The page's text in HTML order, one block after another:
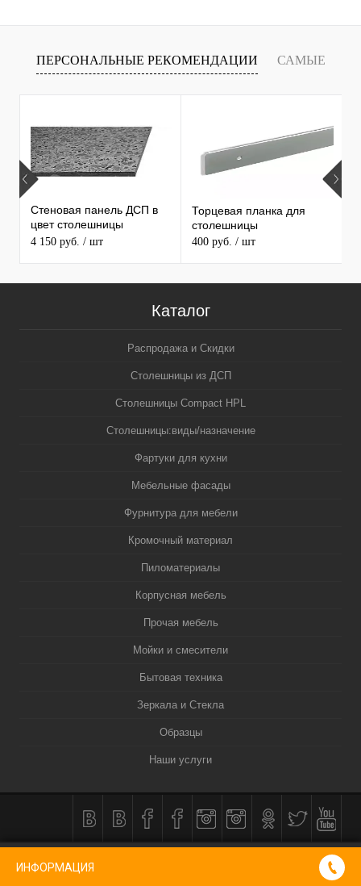
ПЕРСОНАЛЬНЫЕ РЕКОМЕНДАЦИИ САМЫЕ
ПРОДАВАЕМЫЕ ТОВАРЫ
Стеновая панель ДСП в
цвет столешницы
MAERSS
4 150 руб. / шт
Торцевая планка для
столешницы
400 руб. / шт
Каталог
Распродажа и Скидки
Столешницы из ДСП
Столешницы Compact HPL
Столешницы:виды/назначение
Фартуки для кухни
Мебельные фасады
Фурнитура для мебели
Кромочный материал
Пиломатериалы
Корпусная мебель
Прочая мебель
Мойки и смесители
Бытовая техника
Зеркала и Стекла
Образцы
Наши услуги
ИНФОРМАЦИЯ